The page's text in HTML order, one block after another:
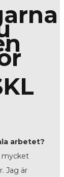
arbetet?
mycket
Jag är